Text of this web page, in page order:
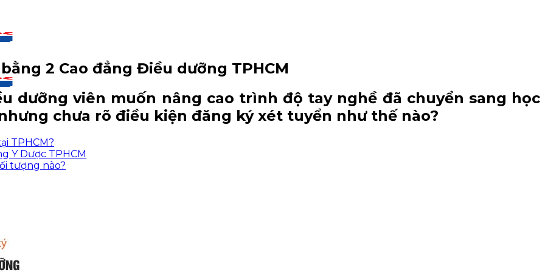
2 Cao đẳng Điều dưỡng TPHCM
dưỡng viên muốn nâng cao trình độ tay nghề đã chuyển sang học
chưa rõ điều kiện đăng ký xét tuyển như thế nào?
TPHCM?
Y Dược TPHCM
tượng nào?